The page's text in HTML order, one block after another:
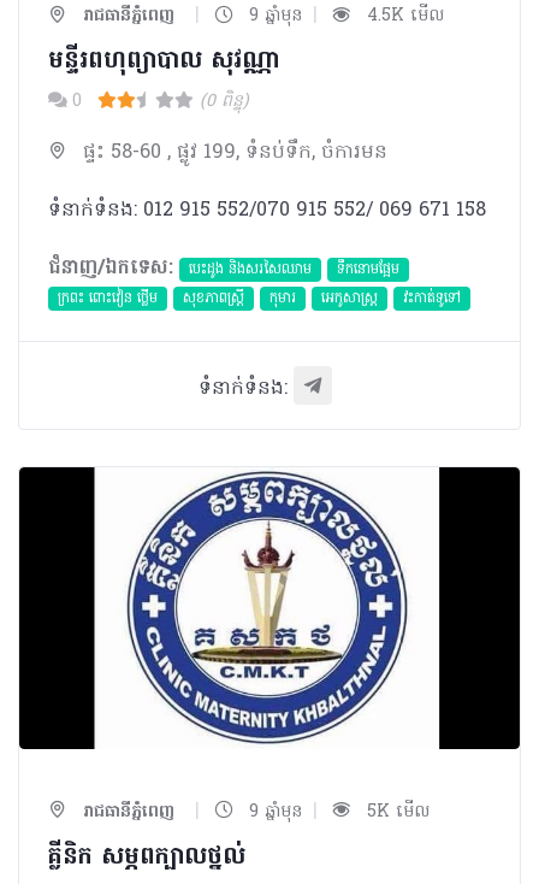
រាជធានីភ្នំពេញ | 9 ឆ្នាំមុន | 4.5K មើល
មន្ទីរពហុព្យាបាល​ សុវណ្ណា
0 (0 ពិន្ទុ)
ផ្ទះ 58-60 , ផ្លូវ 199, ទំនប់ទឹក, ចំការមន
ទំនាក់ទំនង: 012 915 552/070 915 552/ 069 671 158
ជំនាញ/ឯកទេស:
បេះដូង​ និងសរសៃឈាម
ទឹកនោមផ្អែម
ក្រពះ ពោះវៀន ថ្លើម
សុខភាពស្រ្តី កុមារ អេកូសាស្រ្ត វះកាត់ទូទៅ
ទំនាក់ទំនង:
រាជធានីភ្នំពេញ | 9 ឆ្នាំមុន | 5K មើល
គ្លីនិក សម្ភពក្បាលថ្នល់